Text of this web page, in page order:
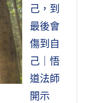
己，到
最後會
傷到自
己｜悟
道法師
開示